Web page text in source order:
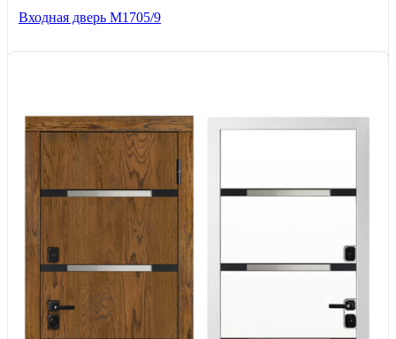
Входная дверь М1705/9